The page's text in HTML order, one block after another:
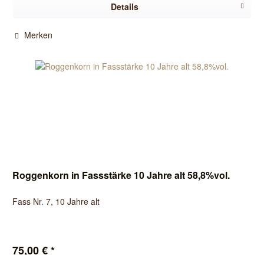
Details
Merken
Roggenkorn in Fassstärke 10 Jahre alt 58,8%vol.
Fass Nr. 7, 10 Jahre alt
75,00 € *